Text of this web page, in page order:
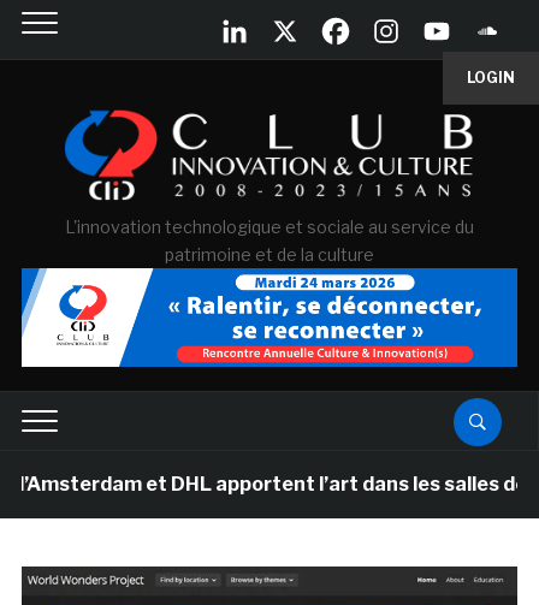
LOGIN
L'innovation technologique et sociale au service du
patrimoine et de la culture
et DHL apportent l’art dans les salles de